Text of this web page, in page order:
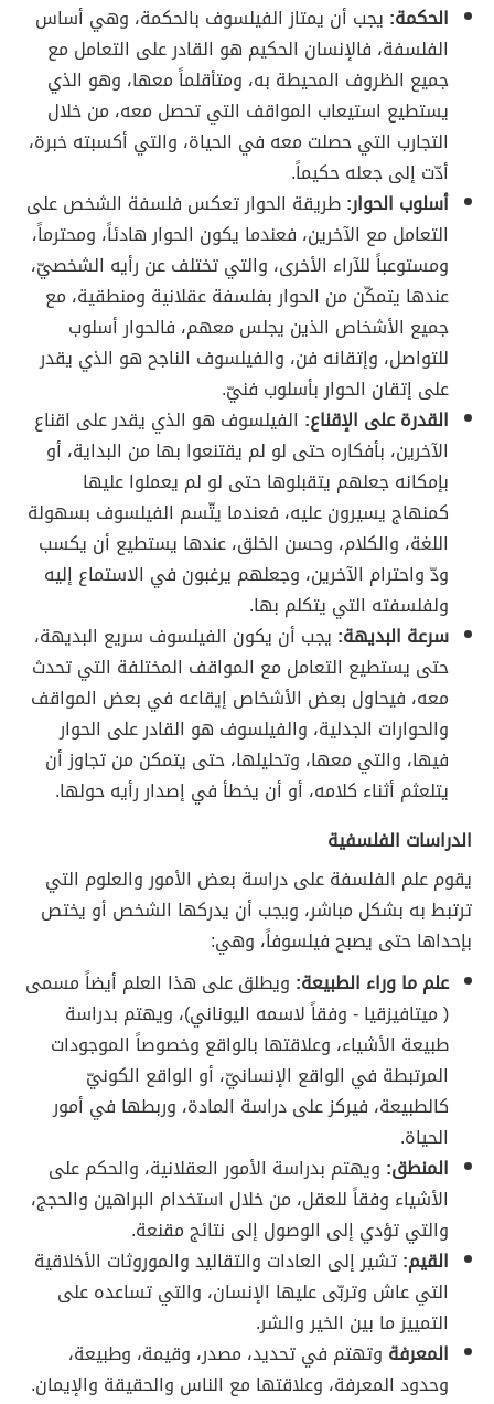
الحكمة: يجب أن يمتاز الفيلسوف بالحكمة، وهي أساس
الفلسفة، فالإنسان الحكيم هو القادر على التعامل مع
جميع الظروف المحيطة به، ومتأقلماً معها، وهو الذي
يستطيع استيعاب المواقف التي تحصل معه، من خلال
التجارب التي حصلت معه في الحياة، والتي أكسبته خبرة،
أدّت إلى جعله حكيماً.
أسلوب الحوار:طريقة الحوار تعكس فلسفة الشخص على
التعامل مع الآخرين، فعندما يكون الحوار هادئاً، ومحترماً،
ومستوعباً للآراء الأخرى، والتي تختلف عن رأيه الشخصيّ،
عندها يتمكّن من الحوار بفلسفة عقلانية ومنطقية، مع
جميع الأشخاص الذين يجلس معهم، فالحوار أسلوب
للتواصل، وإتقانه فن، والفيلسوف الناجح هو الذي يقدر
على إتقان الحوار بأسلوب فنيّ.
القدرة على الإقناع: الفيلسوف هو الذي يقدر على اقناع
الآخرين، بأفكاره حتى لو لم يقتنعوا بها من البداية، أو
بإمكانه جعلهم يتقبلوها حتى لو لم يعملوا عليها
كمنهاج يسيرون عليه، فعندما يتّسم الفيلسوف بسهولة
اللغة، والكلام، وحسن الخلق، عندها يستطيع أن يكسب
ودّ واحترام الآخرين، وجعلهم يرغبون في الاستماع إليه
ولفلسفته التي يتكلم بها.
سرعة البديهة: يجب أن يكون الفيلسوف سريع البديهة،
حتى يستطيع التعامل مع المواقف المختلفة التي تحدث
معه، فيحاول بعض الأشخاص إيقاعه في بعض المواقف
والحوارات الجدلية، والفيلسوف هو القادر على الحوار
فيها، والتي معها، وتحليلها، حتى يتمكن من تجاوز أن
يتلعثم أثناء كلامه، أو أن يخطأ في إصدار رأيه حولها.
الدراسات الفلسفية
يقوم علم الفلسفة على دراسة بعض الأمور والعلوم التي
ترتبط به بشكل مباشر، ويجب أن يدركها الشخص أو يختص
بإحداها حتى يصبح فيلسوفاً، وهي:
علم ما وراء الطبيعة: ويطلق على هذا العلم أيضاً مسمى
( ميتافيزقيا - وفقاً لاسمه اليوناني)، ويهتم بدراسة
طبيعة الأشياء، وعلاقتها بالواقع وخصوصاً الموجودات
المرتبطة في الواقع الإنسانيّ، أو الواقع الكونيّ
كالطبيعة، فيركز على دراسة المادة، وربطها في أمور
الحياة.
المنطق: ويهتم بدراسة الأمور العقلانية، والحكم على
الأشياء وفقاً للعقل، من خلال استخدام البراهين والحجج،
والتي تؤدي إلى الوصول إلى نتائج مقنعة.
القيم:تشير إلى العادات والتقاليد والموروثات الأخلاقية
التي عاش وتربّى عليها الإنسان، والتي تساعده على
التمييز ما بين الخير والشر.
المعرفة وتهتم في تحديد، مصدر، وقيمة، وطبيعة،
وحدود المعرفة، وعلاقتها مع الناس والحقيقة والإيمان.